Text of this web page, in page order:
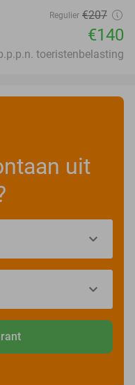
Regulier €207
€140
toeristenbelasting
uit